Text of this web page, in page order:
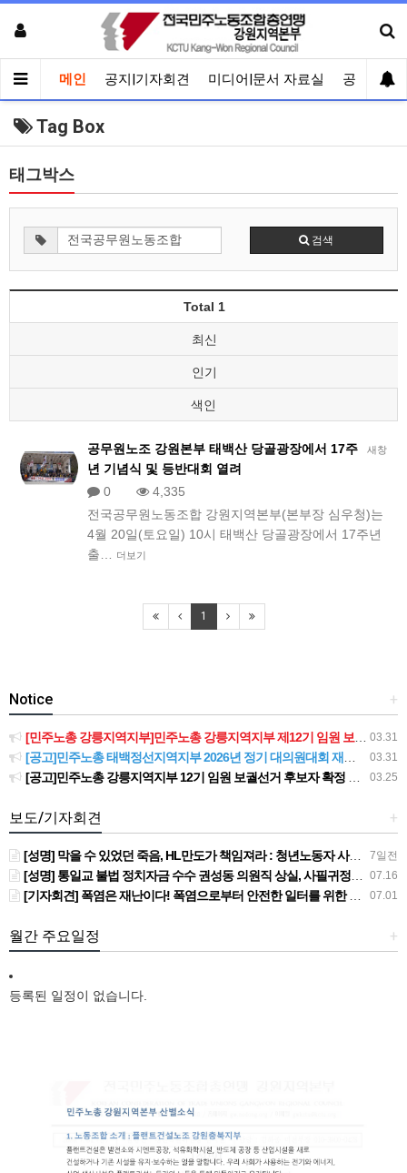
메인 공지|기자회견 미디어|문서 자료실 공유게시
Tag Box
태그박스
검색
Total 1
최신
인기
색인
새창
공무원노조 강원본부 태백산 당골광장에서 17주
년 기념식 및 등반대회 열려
0
4,335
전국공무원노동조합 강원지역본부(본부장 심우청)는
4월 20일(토요일) 10시 태백산 당골광장에서 17주년
출…
더보기
1
+
Notice
03.31
[민주노총 강릉지역지부]민주노총 강릉지역지부 제12기 임원 보궐선거결과 공고
03.31
[공고]민주노총 태백정선지역지부 2026년 정기 대의원대회 재소집 건
03.25
[공고]민주노총 강릉지역지부 12기 임원 보궐선거 후보자 확정 공고
+
보도/기자회견
7일전
[성명] 막을 수 있었던 죽음, HL만도가 책임져라 : 청년노동자 사망사고의 철저한 진상규명과 재발방지 대책 마련하라
07.16
[성명] 통일교 불법 정치자금 수수 권성동 의원직 상실, 사필귀정이다
07.01
[기자회견] 폭염은 재난이다! 폭염으로부터 안전한 일터를 위한 민주노총 강원지역본부 폭염감시단 선포 기자회견
+
월간 주요일정
등록된 일정이 없습니다.